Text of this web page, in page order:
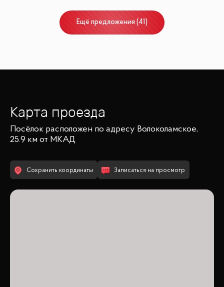
Ещё предложения (41 )
Карта проезда
Посёлок расположен по адресу Волоколамское,
25.9 км от МКАД
Сохранить координаты Записаться на просмотр